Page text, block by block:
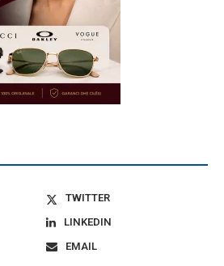
TWITTER
LINKEDIN
EMAIL